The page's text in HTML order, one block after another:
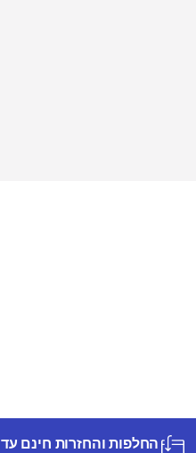
החלפות והחזרות חינם עד 365 ימים ממועד הרכישה